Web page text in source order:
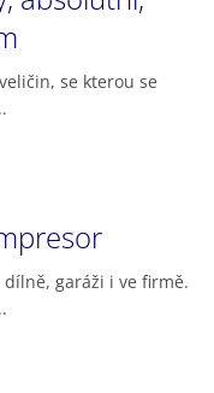
se kterou se
garáži i ve firmě.